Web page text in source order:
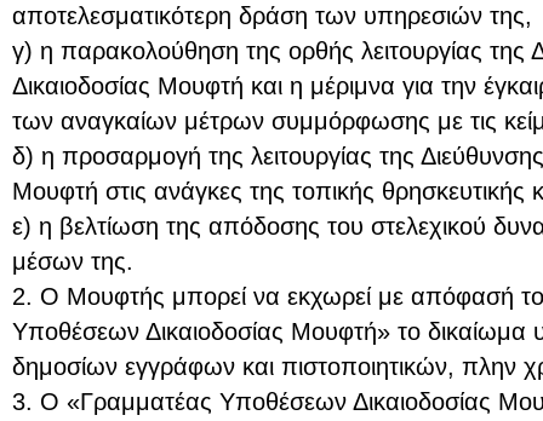
αποτελεσματικότερη δράση των υπηρεσιών της,
γ) η παρακολούθηση της ορθής λειτουργίας
Δικαιοδοσίας Μουφτή και η μέριμνα για την
των αναγκαίων μέτρων συμμόρφωσης με τις
δ) η προσαρμογή της λειτουργίας της
Μουφτή στις ανάγκες της τοπικής θρησκευτικής
ε) η βελτίωση της απόδοσης του στελεχικού
μέσων της.
2. Ο Μουφτής μπορεί να εκχωρεί με απόφασή
Υποθέσεων Δικαιοδοσίας Μουφτή» το δικαίωμα
δημοσίων εγγράφων και πιστοποιητικών, πλην
3. Ο «Γραμματέας Υποθέσεων Δικαιοδοσίας